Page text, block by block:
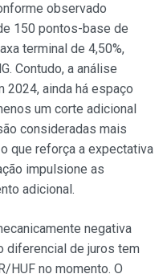
observado
150 pontos-base de
terminal de 4,50%,
Contudo, a análise
2024, ainda há espaço
um corte adicional
consideradas mais
que reforça a expectativa
impulsione as
adicional.
negativa
diferencial de juros tem
HUF no momento. O